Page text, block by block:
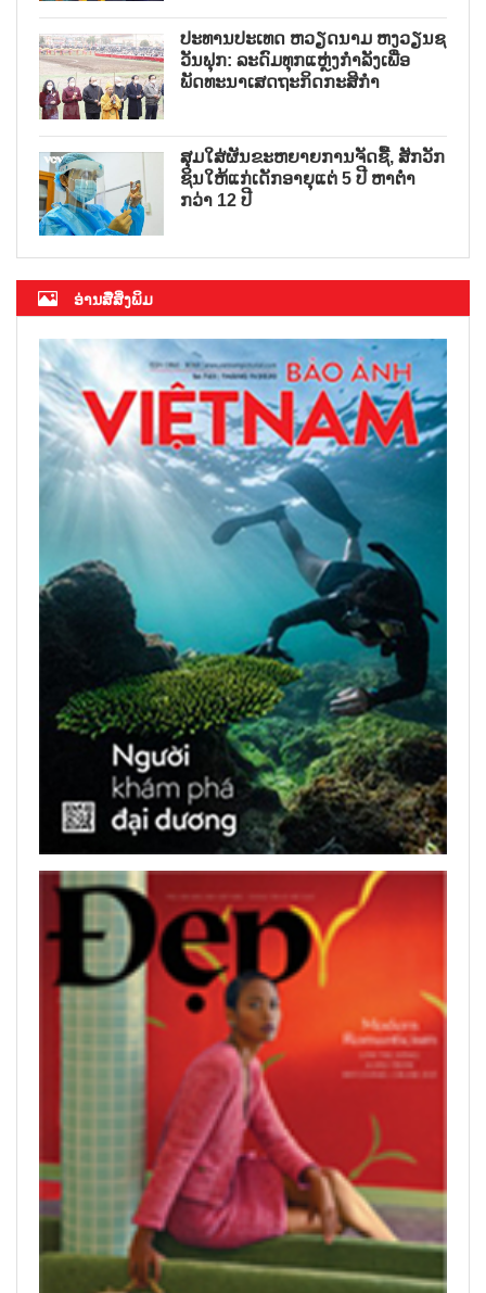
ປະທານປະເທດ ຫວຽດນາມ ຫງວຽນຊ
ວັນຟຸກ: ລະດົມທຸກແຫຼ່ງກຳລັງເພື່ອ
ພັດທະນາເສດຖະກິດກະສິກຳ
ສຸມໃສ່ຜັນຂະຫຍາຍການຈັດຊື້, ສັກວັກ
ຊິນໃຫ້ແກ່ເດັກອາຍຸແຕ່ 5 ປີ ຫາຕ່ຳ
ກວ່າ 12 ປີ
ອ່ານສື່ສິ່ງພິມ